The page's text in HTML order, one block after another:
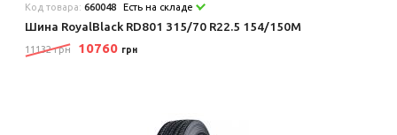
Код товара:660048 Есть на складе
Шина RoyalBlack RD801 315/70 R22.5 154/150M
11132 грн 10760 грн